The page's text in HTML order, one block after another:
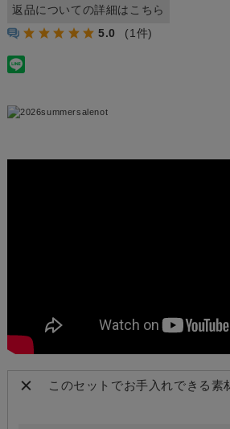
返品についての詳細はこちら
5.0
(1件)
このセットでお手入れできる素